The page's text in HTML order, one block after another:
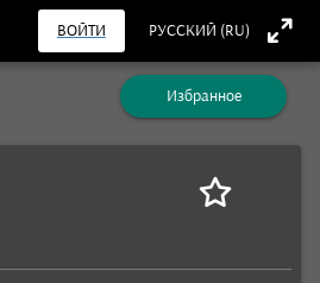
ВОЙТИ РУССКИЙ (RU)
Избранное